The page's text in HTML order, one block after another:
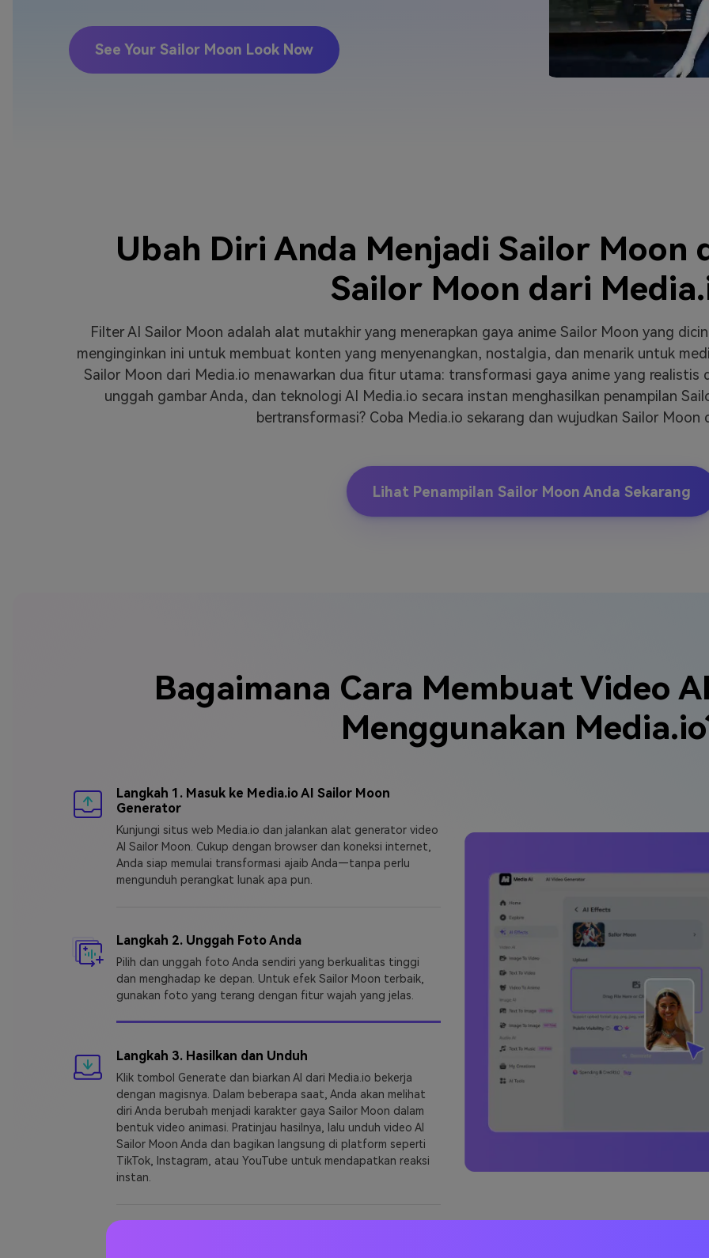
Veo3 Vidu Hailuo Runway
Find More
See Your Sailor Moon Look Now
Ubah Diri Anda Menjadi Sailor Moon
Sailor Moon dari
Filter AI Sailor Moon adalah alat mutakhir yang menerapkan gaya anime Sailor Moon yang
menginginkan ini untuk membuat konten yang menyenangkan, nostalgia, dan menarik untuk
Sailor Moon dari Media.io menawarkan dua fitur utama: transformasi gaya anime yang realistis
unggah gambar Anda, dan teknologi AI Media.io secara instan menghasilkan penampilan
bertransformasi? Coba Media.io sekarang dan wujudkan Sailor Moon
Lihat Penampilan Sailor Moon Anda Sekarang
Bagaimana Cara Membuat Video
Menggunakan
Langkah 1. Masuk ke Media.io AI Sailor Moon
Generator
Kunjungi situs web Media.io dan jalankan alat generator video
AI Sailor Moon. Cukup dengan browser dan koneksi internet,
Anda siap memulai transformasi ajaib Anda—tanpa perlu
mengunduh perangkat lunak apa pun.
Langkah 2. Unggah Foto Anda
Pilih dan unggah foto Anda sendiri yang berkualitas tinggi
dan menghadap ke depan. Untuk efek Sailor Moon terbaik,
gunakan foto yang terang dengan fitur wajah yang jelas.
Langkah 3. Hasilkan dan Unduh
Klik tombol Generate dan biarkan AI dari Media.io bekerja
dengan magisnya. Dalam beberapa saat, Anda akan melihat
diri Anda berubah menjadi karakter gaya Sailor Moon dalam
bentuk video animasi. Pratinjau hasilnya, lalu unduh video AI
Sailor Moon Anda dan bagikan langsung di platform seperti
TikTok, Instagram, atau YouTube untuk mendapatkan reaksi
instan.